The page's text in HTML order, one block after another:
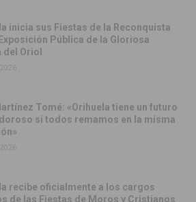
inicia sus Fiestas de la Reconquista
Pública de la Gloriosa
del Oriol
Tomé: «Orihuela tiene un futuro
si todos remamos en la misma
recibe oficialmente a los cargos
de las Fiestas de Moros y Cristianos